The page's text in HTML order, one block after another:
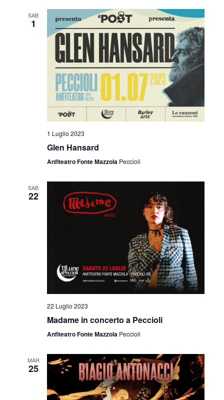
SAB
1
1 Luglio 2023
Glen Hansard
Anfiteatro Fonte Mazzola Peccioli
SAB
22
22 Luglio 2023
Madame in concerto a Peccioli
Anfiteatro Fonte Mazzola Peccioli
MAR
25